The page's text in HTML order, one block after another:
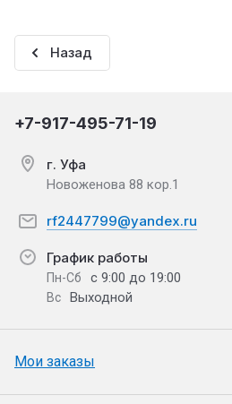
Назад
+7-917-495-71-19
г. Уфа
Новоженова 88 кор.1
rf2447799@yandex.ru
График работы
Пн-Сб с 9:00 до 19:00
Вс Выходной
Мои заказы